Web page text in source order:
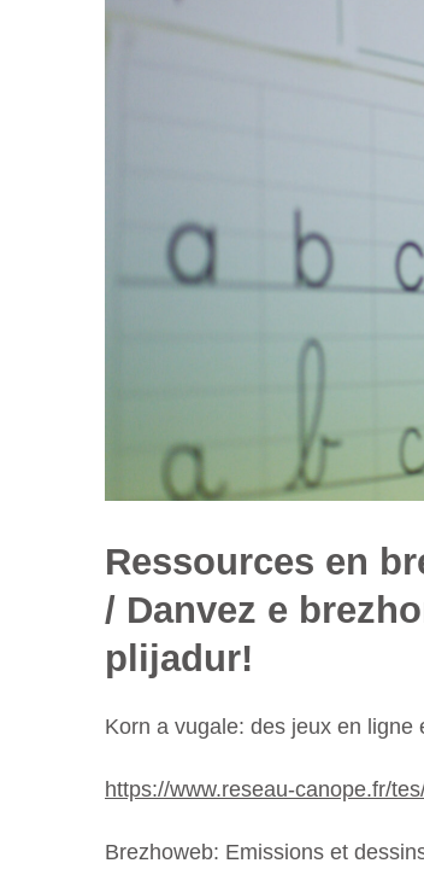
Ressources en
/ Danvez e
plijadur!
Korn a vugale: des jeux en ligne
https://www.reseau-canope.fr/
Brezhoweb: Emissions et